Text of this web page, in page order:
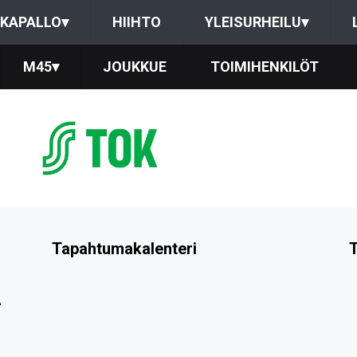
▾ HIIHTO YLEISURHEILU▾
M45▾ JOUKKUE TOIMIHENKILÖT
Tapahtumakalenteri